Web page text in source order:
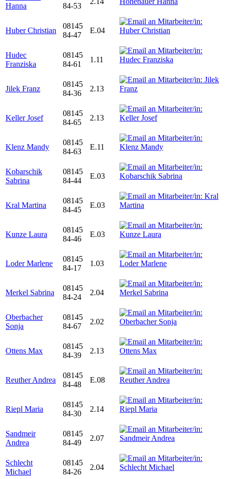
Hanna
84-53
Huber Christian
08145
84-47
E.04
Hudec
Franziska
08145
84-61
1.11
Jilek Franz
08145
84-36
2.13
Keller Josef
08145
84-65
2.13
Klenz Mandy
08145
84-63
E.11
Kobarschik
Sabrina
08145
84-44
E.03
Kral Martina
08145
84-45
E.03
Kunze Laura
08145
84-46
E.03
Loder Marlene
08145
84-17
1.03
Merkel Sabrina
08145
84-24
2.04
Oberbacher
Sonja
08145
84-67
2.02
Ottens Max
08145
84-39
2.13
Reuther Andrea
08145
84-48
E.08
Riepl Maria
08145
84-30
2.14
Sandmeir
Andrea
08145
84-49
2.07
Schlecht
Michael
08145
84-26
2.04